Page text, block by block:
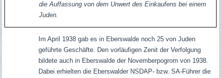
die Auffassung von dem Unwert des Einkaufens bei einem
Juden.
Im April 1938 gab es in Eberswalde noch 25 von Juden
geführte Geschäfte. Den vorläufigen Zenit der Verfolgung
bildete auch in Eberswalde der Novemberpogrom von 1938.
Dabei erhielten die Eberswalder NSDAP- bzw. SA-Führer die